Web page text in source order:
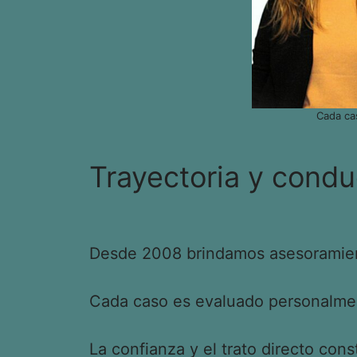
Cada
Trayectoria y
Desde 2008 brindamos
Cada caso es evaluado
La confianza y el trato directo